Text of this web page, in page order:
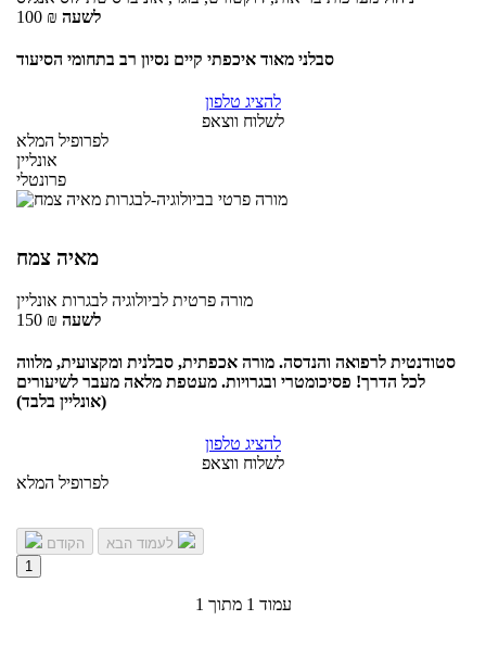
100 ₪ לשעה
סבלני מאוד איכפתי קיים נסיון רב בתחומי הסיעוד
להציג טלפון
לשלוח ווצאפ
לפרופיל המלא
אונליין
פרונטלי
מאיה צמח
מורה פרטית לביולוגיה לבגרות אונליין
150 ₪ לשעה
סטודנטית לרפואה והנדסה. מורה אכפתית, סבלנית ומקצועית, מלווה
לכל הדרך! פסיכומטרי ובגרויות. מעטפת מלאה מעבר לשיעורים
(אונליין בלבד)
להציג טלפון
לשלוח ווצאפ
לפרופיל המלא
הקודם
1
עמוד 1 מתוך 1